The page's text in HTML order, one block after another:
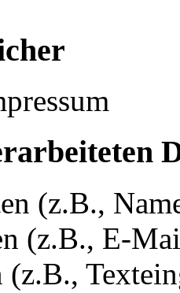
(z.B.,
(z.B., E-
(z.B.,